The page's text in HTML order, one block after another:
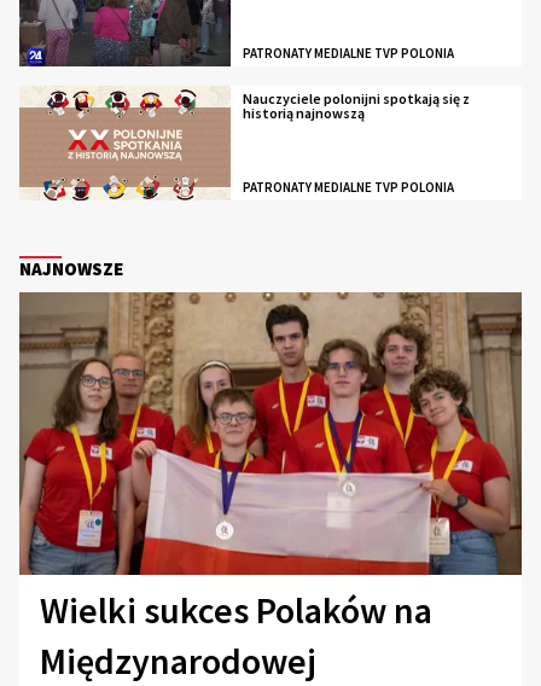
PATRONATY MEDIALNE TVP POLONIA
Nauczyciele polonijni spotkają się z
historią najnowszą
PATRONATY MEDIALNE TVP POLONIA
NAJNOWSZE
Wielki sukces Polaków na
Międzynarodowej